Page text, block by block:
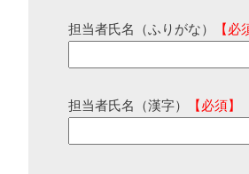
担当者氏名（ふりがな） 【必
担当者氏名（漢字） 【必須】